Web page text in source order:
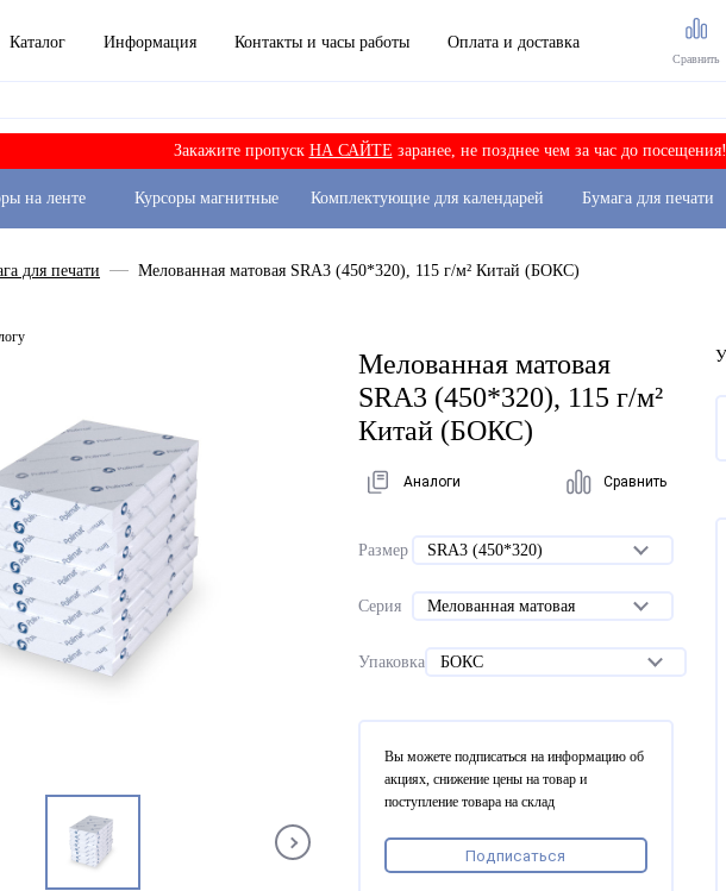
Каталог Информация Контакты и часы работы Оплата и доставка
Сравнить
Закажите пропуск НА САЙТЕ заранее, не позднее чем за час до посещения!
на ленте Курсоры магнитные Комплектующие для календарей Бумага для печати
для печати Мелованная матовая SRA3 (450*320), 115 г/м² Китай (БОКС)
Мелованная матовая
SRA3 (450*320), 115 г/м²
Китай (БОКС)
Аналоги Сравнить
Размер SRA3 (450*320)
Серия Мелованная матовая
Упаковка БОКС
Вы можете подписаться на информацию об
акциях, снижение цены на товар и
поступление товара на склад
Подписаться